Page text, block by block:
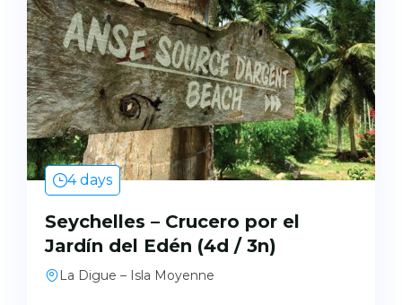
4 days
Seychelles – Crucero por el
Jardín del Edén (4d / 3n)
La Digue – Isla Moyenne